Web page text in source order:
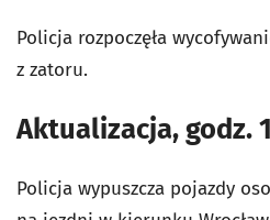
Policja rozpoczęła
z zatoru.
Aktualizacja, godz.
Policja wypuszcza pojazdy